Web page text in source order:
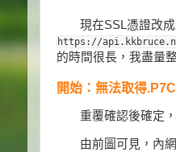
現在SSL憑證改成
https://
的時間很長，我盡量
開始：無法取得.P7C
重覆確認後確定
由前圖可見，內